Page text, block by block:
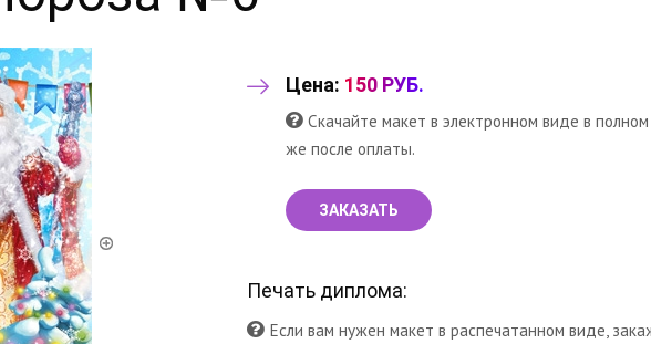
Цена: 150 РУБ.
Скачайте макет в электронном виде в
же после оплаты.
ЗАКАЗАТЬ
Печать диплома:
Если вам нужен макет в распечатанном виде,